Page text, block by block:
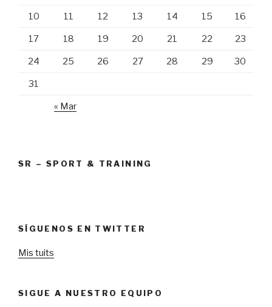
10 11 12 13 14 15 16
17 18 19 20 21 22 23
24 25 26 27 28 29 30
31
« Mar
SR – SPORT & TRAINING
SÍGUENOS EN TWITTER
Mis tuits
SIGUE A NUESTRO EQUIPO